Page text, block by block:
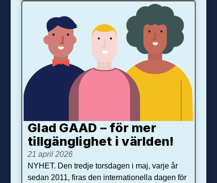
Glad GAAD – för mer
tillgänglighet i världen!
21 april 2026
NYHET. Den tredje torsdagen i maj, varje år
sedan 2011, firas den internationella dagen för